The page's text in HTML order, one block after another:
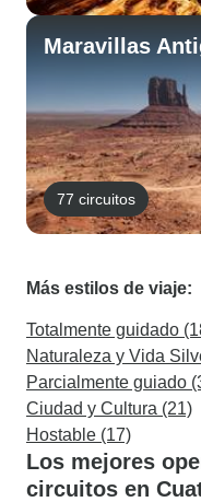
Maravillas
77 circuitos
Más estilos de viaje:
Totalmente guidado
Naturaleza y Vida
Parcialmente guiado
Ciudad y Cultura (21)
Hostable (17)
Los mejores
circuitos en